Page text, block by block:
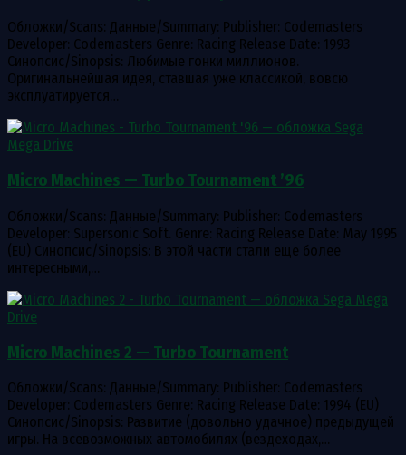
Обложки/Scans: Данные/Summary: Publisher: Codemasters
Developer: Codemasters Genre: Racing Release Date: 1993
Синопсис/Sinopsis: Любимые гонки миллионов.
Оригинальнейшая идея, ставшая уже классикой, вовсю
эксплуатируется…
Micro Machines — Turbo Tournament ’96
Обложки/Scans: Данные/Summary: Publisher: Codemasters
Developer: Supersonic Soft. Genre: Racing Release Date: May 1995
(EU) Синопсис/Sinopsis: В этой части стали еще более
интересными,…
Micro Machines 2 — Turbo Tournament
Обложки/Scans: Данные/Summary: Publisher: Codemasters
Developer: Codemasters Genre: Racing Release Date: 1994 (EU)
Синопсис/Sinopsis: Развитие (довольно удачное) предыдущей
игры. На всевозможных автомобилях (вездеходах,…